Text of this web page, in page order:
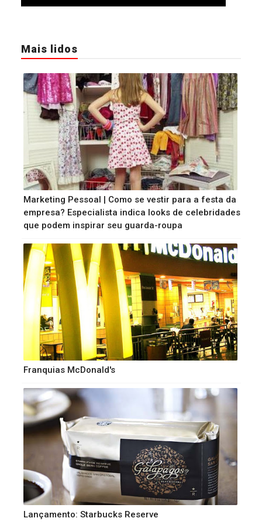
Mais lidos
Marketing Pessoal | Como se vestir para a festa da
empresa? Especialista indica looks de celebridades
que podem inspirar seu guarda-roupa
Franquias McDonald's
Lançamento: Starbucks Reserve